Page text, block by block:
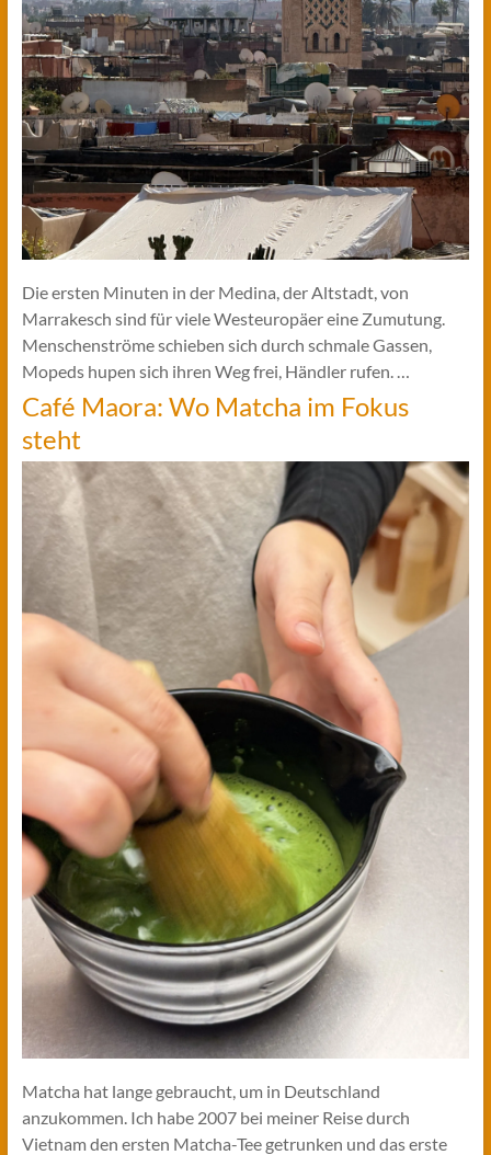
Die ersten Minuten in der Medina, der Altstadt, von
Marrakesch sind für viele Westeuropäer eine Zumutung.
Menschenströme schieben sich durch schmale Gassen,
Mopeds hupen sich ihren Weg frei, Händler rufen. …
Café Maora: Wo Matcha im Fokus
steht
Matcha hat lange gebraucht, um in Deutschland
anzukommen. Ich habe 2007 bei meiner Reise durch
Vietnam den ersten Matcha-Tee getrunken und das erste